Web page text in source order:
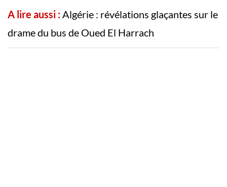
A lire aussi :Algérie : révélations glaçantes sur le
drame du bus de Oued El Harrach